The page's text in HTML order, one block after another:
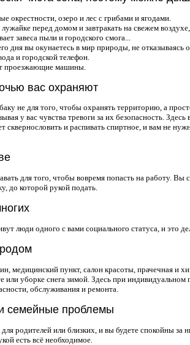
окрестности, озеро и лес с грибами и ягодами.
перед домом и завтракать на свежем
завеса пыли и городского смога...
дня вы окунаетесь в мир природы, не
и городской телефон.
проезжающие машины.
вас охраняют
не для того, чтобы охранять территорию, а
у вас чувства тревоги за их безопасность.
сквернословить и распивать спиртное, и вам не
для того, чтобы вовремя попасть на работу.
до которой рукой подать.
люди одного с вами социального статуса, и это
медицинский пункт, салон красоты, прачечная и
или уборке снега зимой. Здесь при
обслуживания и ремонта.
семейные проблемы
родителей или близких, и вы будете спокойны за
есть всё необходимое.